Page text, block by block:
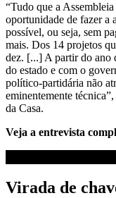
“Tudo que a
oportunidade de fazer a
possível, ou seja, sem
mais. Dos 14 projetos
dez. [...] A partir do ano
do estado e com o
político-partidária não
eminentemente
da Casa.
Veja a entrevista
Virada de